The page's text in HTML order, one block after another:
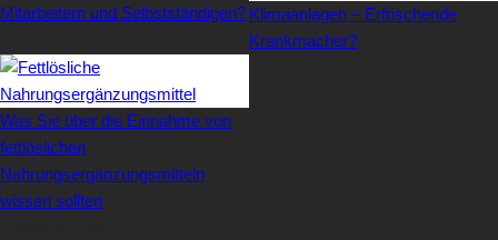
Mitarbeitern und Selbstständigen? Klimaanlagen – Erfrischende
Krankmacher?
Was Sie über die Einnahme von
fettlöslichen
Nahrungsergänzungsmitteln
wissen sollten